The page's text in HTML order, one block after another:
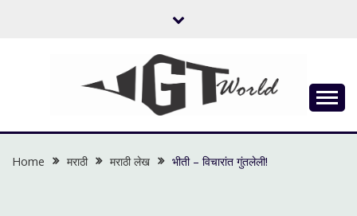
UGTWORLD
Home मराठी मराठी लेख भीती – विचारांत गुंतलेली!